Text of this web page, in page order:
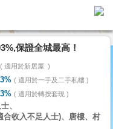
保證全城最高！
適用於新居屋
適用於一手及二手私樓
適用於轉按套現
、
合收入不足人士)、唐樓、村